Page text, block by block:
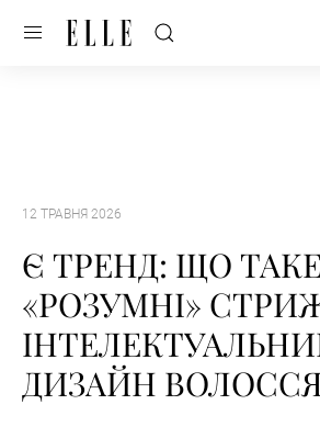
12 ТРАВНЯ 2026
Є ТРЕНД: ЩО ТАКЕ
«РОЗУМНІ»
ДИЗАЙН